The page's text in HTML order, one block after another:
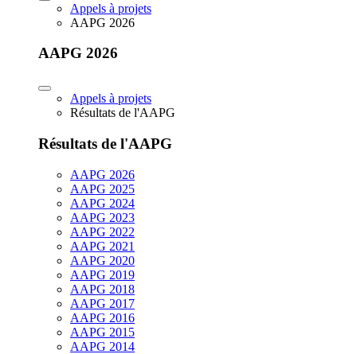
Appels à projets
AAPG 2026
AAPG 2026
Appels à projets
Résultats de l'AAPG
Résultats de l'AAPG
AAPG 2026
AAPG 2025
AAPG 2024
AAPG 2023
AAPG 2022
AAPG 2021
AAPG 2020
AAPG 2019
AAPG 2018
AAPG 2017
AAPG 2016
AAPG 2015
AAPG 2014